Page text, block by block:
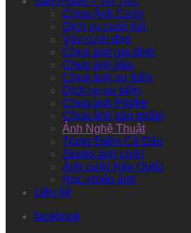
Chụp Ảnh Cưới
Dịch vụ cưới hỏi
Váy cưới đẹp
Chụp ảnh gia đình
Chụp ảnh bầu
Chụp ảnh sự kiện
Dịch vụ sự kiện
Chụp ảnh Profile
Chụp ảnh sản phẩm
Ảnh Nghệ Thuật
Trang Điểm Cô Dâu
Studio ảnh cưới
Ảnh cưới Hàn Quốc
Học nhiếp ảnh
Liên hệ
facebook